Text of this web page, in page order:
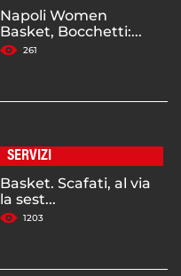
Napoli Women
Basket, Bocchetti:...
261
SERVIZI
Basket. Scafati, al via
la sest...
1203